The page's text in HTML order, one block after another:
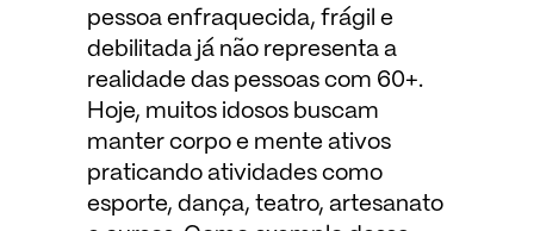
pessoa enfraquecida, frágil e
debilitada já não representa a
realidade das pessoas com 60+.
Hoje, muitos idosos buscam
manter corpo e mente ativos
praticando atividades como
esporte, dança, teatro, artesanato